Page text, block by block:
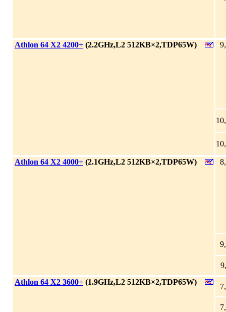
Athlon 64 X2 4200+ (2.2GHz,L2 512KB×2,TDP65W)
Athlon 64 X2 4000+ (2.1GHz,L2 512KB×2,TDP65W)
Athlon 64 X2 3600+ (1.9GHz,L2 512KB×2,TDP65W)